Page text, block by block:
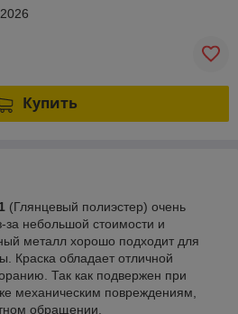
Купить
(Глянцевый полиэстер) очень
за небольшой стоимости и
металл хорошо подходит для
Краска обладает отличной
Так как подвержен при
механическим повреждениям,
обращении.